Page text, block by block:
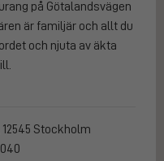
på Götalandsvägen
är familjär och allt du
och njuta av äkta
Stockholm